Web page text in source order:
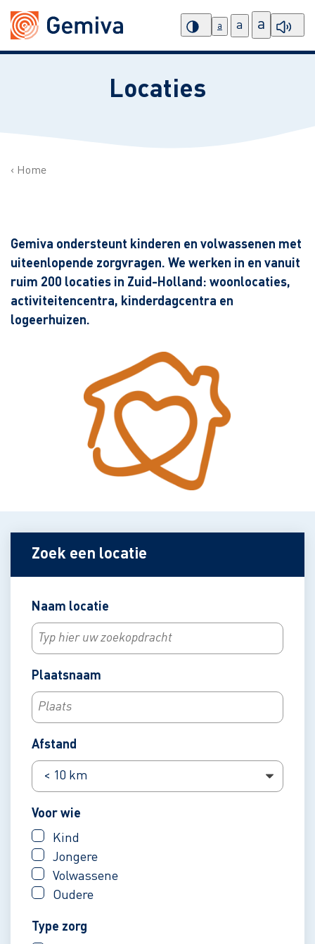
a a a
Locaties
Home
Gemiva ondersteunt kinderen en volwassenen met
uiteenlopende zorgvragen. We werken in en vanuit
ruim 200 locaties in Zuid-Holland: woonlocaties,
activiteitencentra, kinderdagcentra en
logeerhuizen.
Zoek een locatie
Naam locatie
Plaatsnaam
Afstand
Voor wie
Kind
Jongere
Volwassene
Oudere
Type zorg